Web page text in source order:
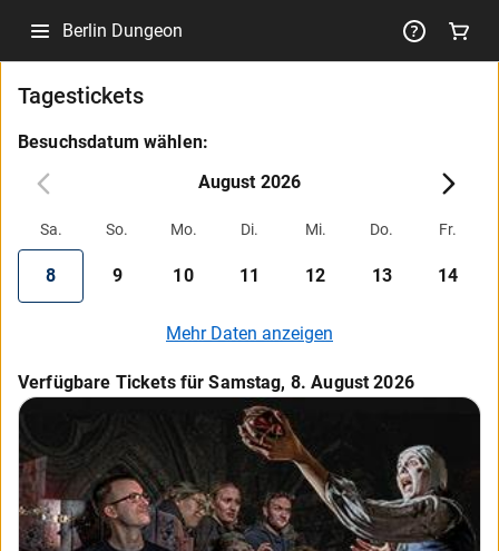
Berlin Dungeon
Tagestickets
Besuchsdatum wählen:
August 2026
Sa. So. Mo. Di. Mi. Do. Fr.
8 9 10 11 12 13 14
Mehr Daten anzeigen
Verfügbare Tickets für Samstag, 8. August 2026